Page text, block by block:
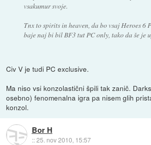
vsakumur svoje.
Tnx to spirits in heaven, da bo vsaj Heroes 6
baje naj bi bil BF3 tut PC only, tako da še je
Civ V je tudi PC exclusive.
Ma niso vsi konzolastični špili tak zanič.
osebno) fenomenalna igra pa nisem glih
konzol.
Bor H
::25. nov 2010, 15:57